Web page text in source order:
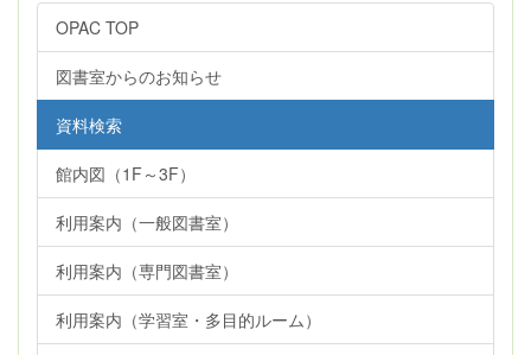
OPAC TOP
図書室からのお知らせ
資料検索
館内図（1F～3F）
利用案内（一般図書室）
利用案内（専門図書室）
利用案内（学習室・多目的ルーム）